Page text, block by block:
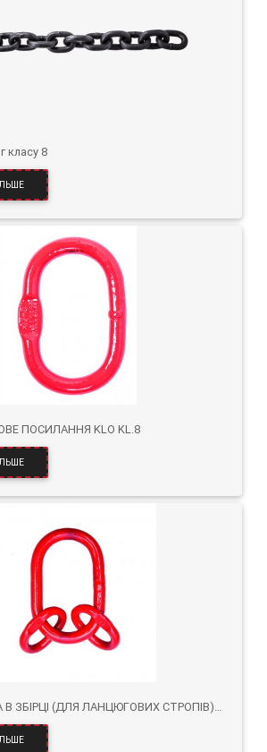
класу 8
ПОСИЛАННЯ KLO KL.8
ГОЛОВНА ЛАНКА В ЗБІРЦІ (ДЛЯ ЛАНЦЮГОВИХ СТРОПІВ) KLOZ KL.8